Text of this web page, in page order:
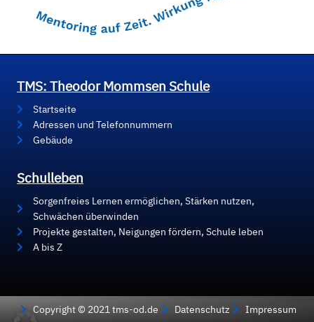
TMS: Theodor Mommsen Schule
Startseite
Adressen und Telefonnummern
Gebäude
Schulleben
Sorgenfreies Lernen ermöglichen, Stärken nutzen,
Schwächen überwinden
Projekte gestalten, Neigungen fördern, Schule leben
A bis Z
Copyright © 2021 tms-od.de Datenschutz Impressum